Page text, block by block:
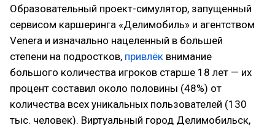
Образовательный проект-симулятор, запущенный
сервисом каршеринга «Делимобиль» и агентством
Venera и изначально нацеленный в большей
степени на подростков, привлёк внимание
большого количества игроков старше 18 лет — их
процент составил около половины (48%) от
количества всех уникальных пользователей (130
тыс. человек). Виртуальный город Делимобильск,